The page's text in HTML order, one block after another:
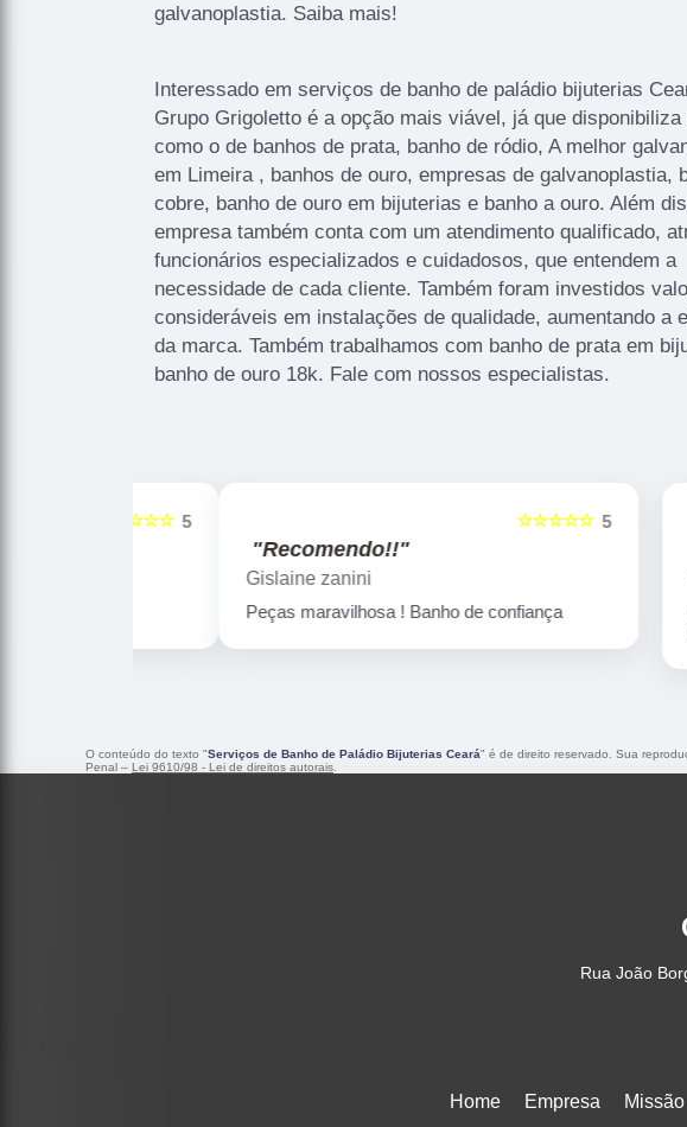
galvanoplastia. Saiba mais!
Interessado em serviços de banho de paládio bijuterias
Grupo Grigoletto é a opção mais viável, já que
como o de banhos de prata, banho de ródio, A melhor
em Limeira , banhos de ouro, empresas de galvanoplastia,
cobre, banho de ouro em bijuterias e banho a ouro. Além
empresa também conta com um atendimento qualificado,
funcionários especializados e cuidadosos, que entendem a
necessidade de cada cliente. Também foram investidos
consideráveis em instalações de qualidade, aumentando a
da marca. Também trabalhamos com banho de prata em
banho de ouro 18k. Fale com nossos especialistas.
5
☆☆☆☆☆
"Recomendo!!"
Gislaine zanini
Peças maravilhosa ! Banho de confiança
O conteúdo do texto "Serviços de Banho de Paládio Bijuterias Ceará" é de direito reservado. Sua
Penal – Lei 9610/98 - Lei de direitos autorais
Rua João
Home Empresa Missão